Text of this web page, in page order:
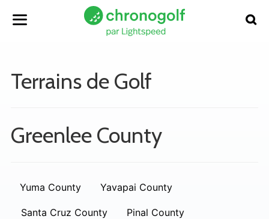
Terrains de Golf
Greenlee County
Yuma County Yavapai County
Santa Cruz County Pinal County